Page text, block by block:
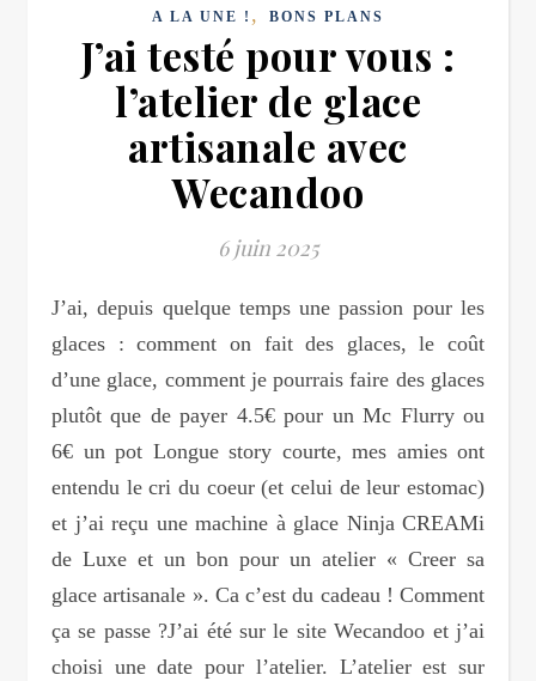
A LA UNE ! , BONS PLANS
J’ai testé pour vous :
l’atelier de glace
artisanale avec
Wecandoo
6 juin 2025
J’ai, depuis quelque temps une passion pour les
glaces : comment on fait des glaces, le coût
d’une glace, comment je pourrais faire des glaces
plutôt que de payer 4.5€ pour un Mc Flurry ou
6€ un pot Longue story courte, mes amies ont
entendu le cri du coeur (et celui de leur estomac)
et j’ai reçu une machine à glace Ninja CREAMi
de Luxe et un bon pour un atelier « Creer sa
glace artisanale ». Ca c’est du cadeau ! Comment
ça se passe ?J’ai été sur le site Wecandoo et j’ai
choisi une date pour l’atelier. L’atelier est sur